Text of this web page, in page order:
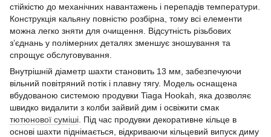
стійкістю до механічних навантажень і перепадів температури.
Конструкція кальяну повністю розбірна, тому всі елементи
можна легко зняти для очищення. Відсутність різьбових
з’єднань у полімерних деталях зменшує зношування та
спрощує обслуговування.
Внутрішній діаметр шахти становить 13 мм, забезпечуючи
вільний повітряний потік і плавну тягу. Модель оснащена
вбудованою системою продувки Tiaga Hookah, яка дозволяє
швидко видалити з колби зайвий дим і освіжити смак
тютюнової суміші . Під час продувки декоративне кільце в
основі шахти піднімається, відкриваючи кільцевий випуск диму